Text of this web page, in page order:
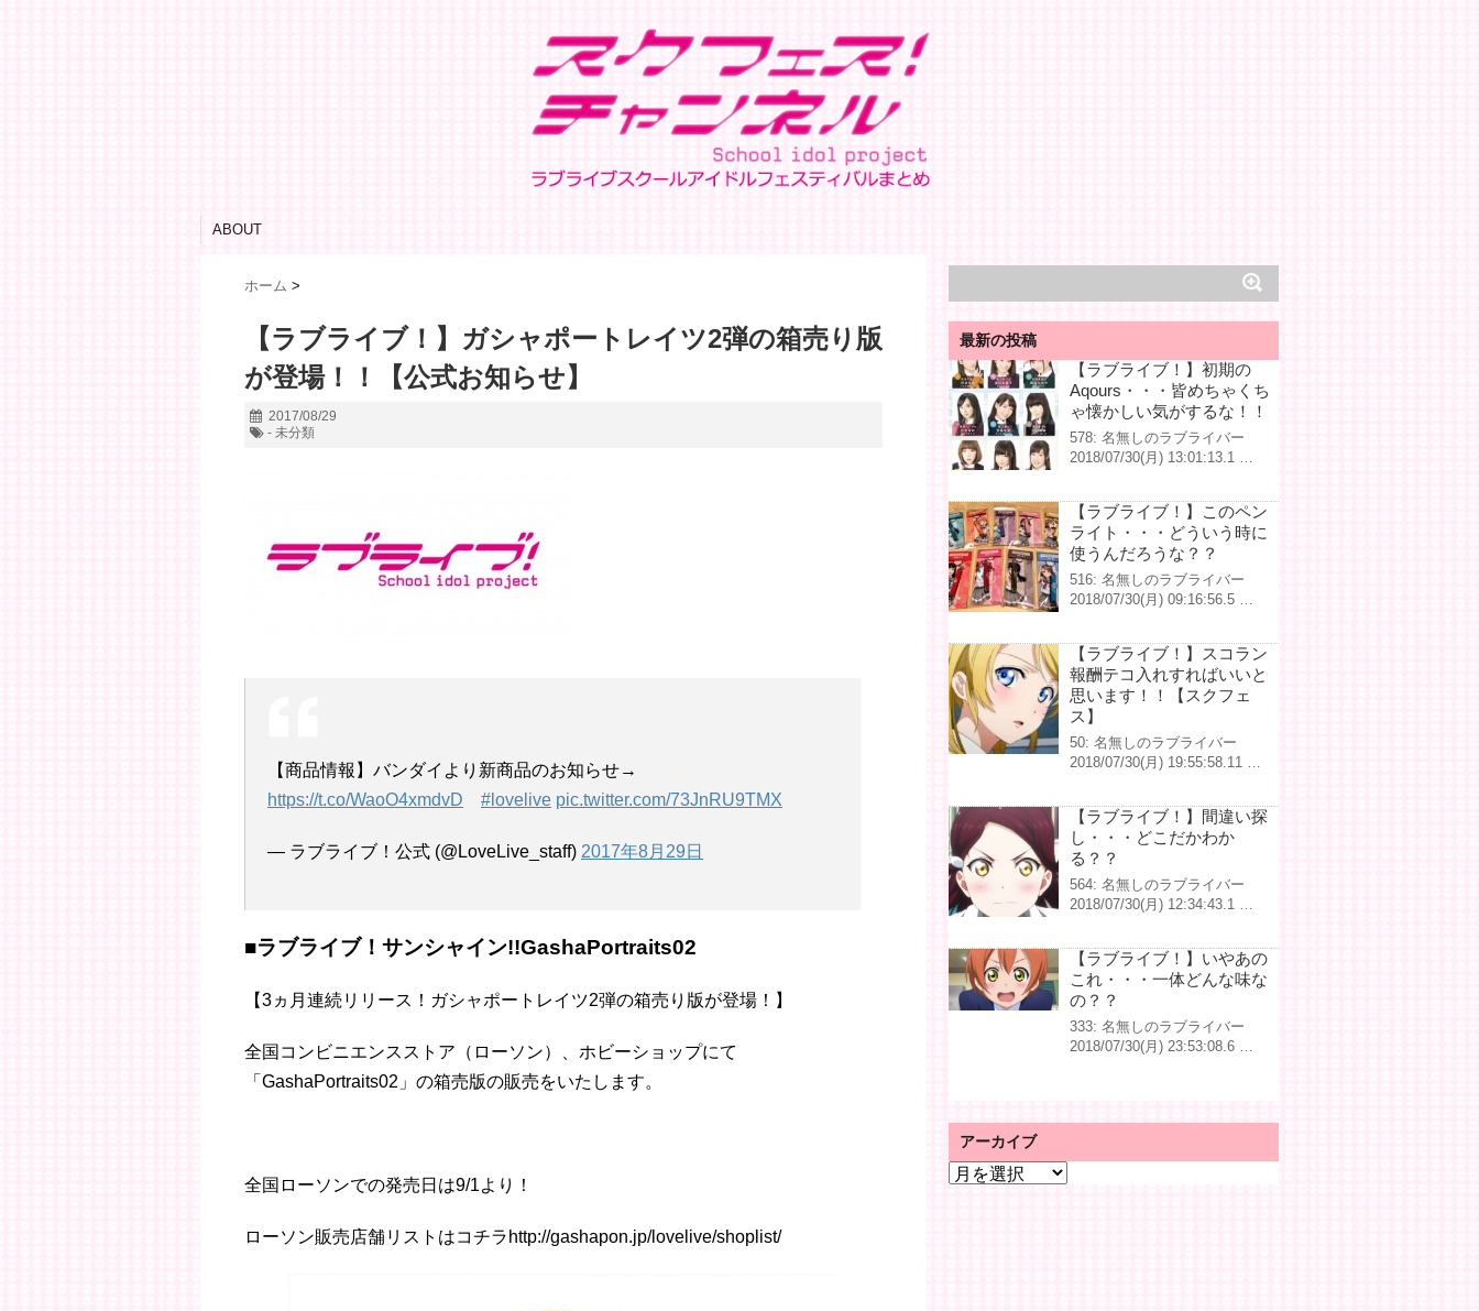
ABOUT
ホーム >
【ラブライブ！】ガシャポートレイツ2弾の箱売り版
が登場！！【公式お知らせ】
2017/08/29
- 未分類
【商品情報】バンダイより新商品のお知らせ→
https://t.co/WaoO4xmdvD
#lovelive pic.twitter.com/73JnRU9TMX
— ラブライブ！公式 (@LoveLive_staff) 2017年8月29日
■ラブライブ！サンシャイン!!GashaPortraits02
【3ヵ月連続リリース！ガシャポートレイツ2弾の箱売り版が登場！】
全国コンビニエンスストア（ローソン）、ホビーショップにて
「GashaPortraits02」の箱売版の販売をいたします。
全国ローソンでの発売日は9/1より！
ローソン販売店舗リストはコチラhttp://gashapon.jp/lovelive/shoplist/
最新の投稿
【ラブライブ！】初期の
Aqours・・・皆めちゃくち
ゃ懐かしい気がするな！！
578: 名無しのラブライバー
2018/07/30(月) 13:01:13.1 …
【ラブライブ！】このペン
ライト・・・どういう時に
使うんだろうな？？
516: 名無しのラブライバー
2018/07/30(月) 09:16:56.5 …
【ラブライブ！】スコラン
報酬テコ入れすればいいと
思います！！【スクフェ
ス】
50: 名無しのラブライバー
2018/07/30(月) 19:55:58.11 …
【ラブライブ！】間違い探
し・・・どこだかわか
る？？
564: 名無しのラブライバー
2018/07/30(月) 12:34:43.1 …
【ラブライブ！】いやあの
これ・・・一体どんな味な
の？？
333: 名無しのラブライバー
2018/07/30(月) 23:53:08.6 …
アーカイブ
ア